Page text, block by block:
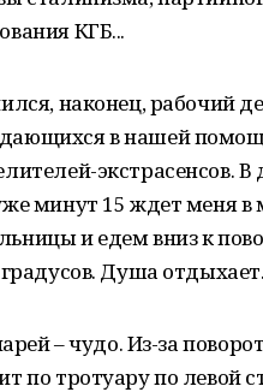
КГБ...
наконец, рабочий
в нашей
экстрасенсов.
минут 15 ждет меня
и едем вниз к
Душа отдыхает.
– чудо. Из-за
по тротуару по левой